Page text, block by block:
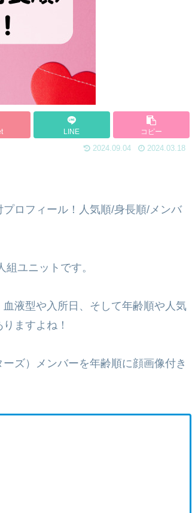
LINE コピー
2024.09.04 2024.03.18
プロフィール！人気順/身長順/メンバ
ユニットです。
液型や入所日、そして年齢順や人気
ますよね！
ズ）メンバーを年齢順に顔画像付き